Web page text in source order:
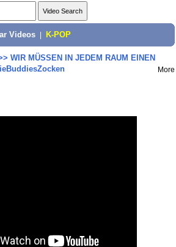
Videos K-POP
WIR MÜSSEN IN JEDEM RAUM EINEN
More